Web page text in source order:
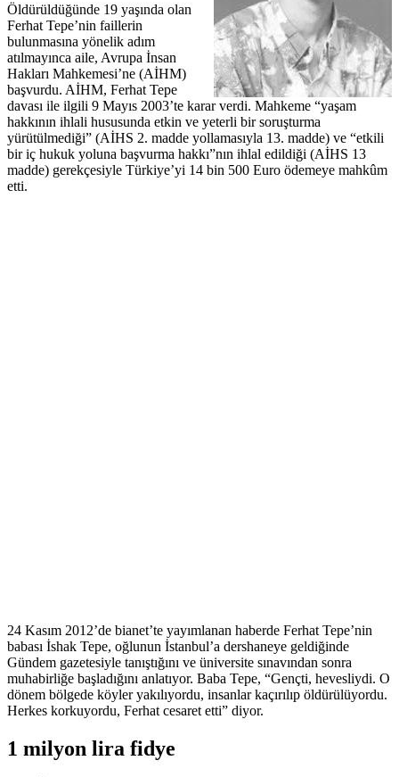
Öldürüldüğünde 19 yaşında olan
Ferhat Tepe’nin faillerin
bulunmasına yönelik adım
atılmayınca aile, Avrupa İnsan
Hakları Mahkemesi’ne (AİHM)
başvurdu. AİHM, Ferhat Tepe
davası ile ilgili 9 Mayıs 2003’te karar verdi. Mahkeme “yaşam
hakkının ihlali hususunda etkin ve yeterli bir soruşturma
yürütülmediği” (AİHS 2. madde yollamasıyla 13. madde) ve “etkili
bir iç hukuk yoluna başvurma hakkı”nın ihlal edildiği (AİHS 13
madde) gerekçesiyle Türkiye’yi 14 bin 500 Euro ödemeye mahkûm
etti.
24 Kasım 2012’de bianet’te yayımlanan haberde Ferhat Tepe’nin
babası İshak Tepe, oğlunun İstanbul’a dershaneye geldiğinde
Gündem gazetesiyle tanıştığını ve üniversite sınavından sonra
muhabirliğe başladığını anlatıyor. Baba Tepe, “Gençti, hevesliydi. O
dönem bölgede köyler yakılıyordu, insanlar kaçırılıp öldürülüyordu.
Herkes korkuyordu, Ferhat cesaret etti” diyor.
1 milyon lira fidye